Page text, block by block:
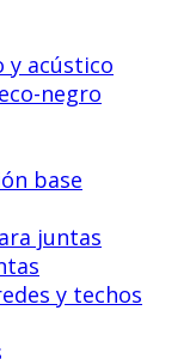
y acústico
negro
base
juntas
y techos